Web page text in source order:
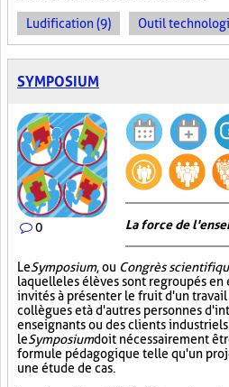
Ludification (9) Outil
SYMPOSIUM
0 La force de
LeSymposium, ou Congrès
laquelle les élèves sont regroupés en
invités à présenter le fruit d'un
collègues et à d'autres personnes
enseignants ou des clients
leSymposiumdoit nécessairement
formule pédagogique telle qu'un
une étude de cas.